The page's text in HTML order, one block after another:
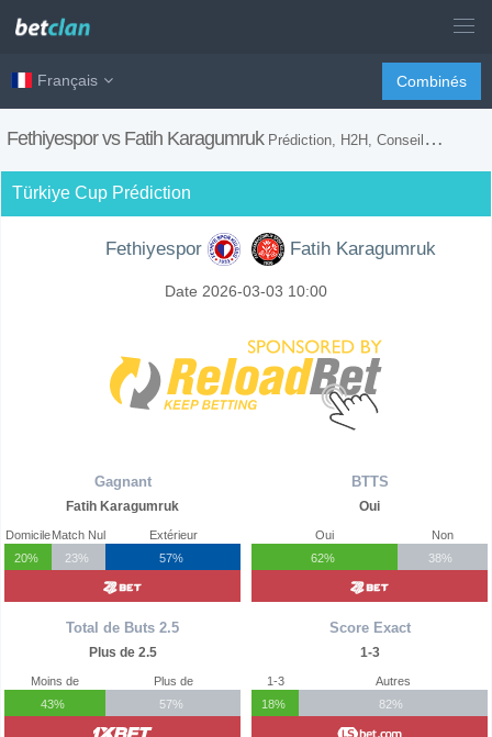
Français Combinés
Fethiyespor vs Fatih Karagumruk Prédiction, H2H, Conseils de Paris et Prévision du Match
Türkiye Cup Prédiction
Fethiyespor Fatih Karagumruk
Date 2026-03-03 10:00
Gagnant
Fatih Karagumruk
Domicile
20%
Match Nul
23%
Extérieur
57%
Total de Buts 2.5
Plus de 2.5
Moins de
43%
Plus de
57%
BTTS
Oui
Oui
62%
Non
38%
Score Exact
1-3
1-3
18%
Autres
82%